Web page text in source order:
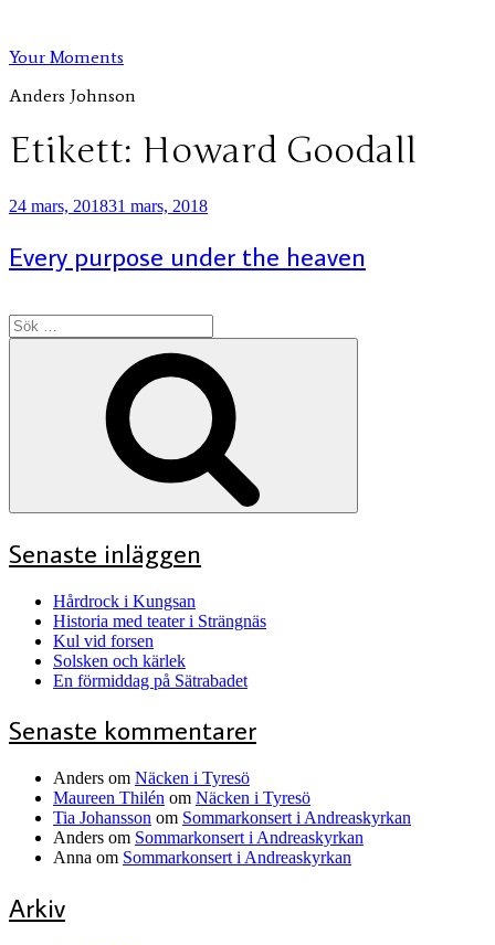
innehåll
Your Moments
Anders Johnson
Etikett: Howard Goodall
Publicerat
24 mars, 201831 mars, 2018
Every purpose under the heaven
Sök
efter:
Senaste inläggen
Hårdrock i Kungsan
Historia med teater i Strängnäs
Kul vid forsen
Solsken och kärlek
En förmiddag på Sätrabadet
Senaste kommentarer
Anders om Näcken i Tyresö
Maureen Thilén om Näcken i Tyresö
Tia Johansson om Sommarkonsert i Andreaskyrkan
Anders om Sommarkonsert i Andreaskyrkan
Anna om Sommarkonsert i Andreaskyrkan
Arkiv